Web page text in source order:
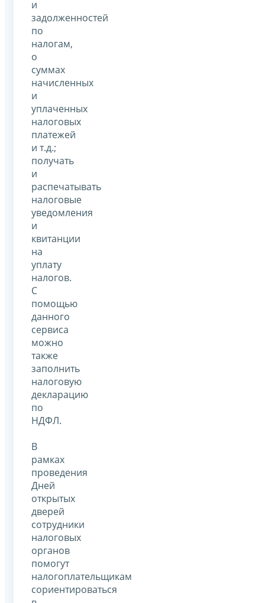
и
задолженностей
по
налогам,
о
суммах
начисленных
и
уплаченных
налоговых
платежей
и т.д.;
получать
и
распечатывать
налоговые
уведомления
и
квитанции
на
уплату
налогов.
С
помощью
данного
сервиса
можно
также
заполнить
налоговую
декларацию
по
НДФЛ.
В
рамках
проведения
Дней
открытых
дверей
сотрудники
налоговых
органов
помогут
налогоплательщикам
сориентироваться